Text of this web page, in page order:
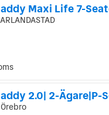
ARLANDASTAD
2.0| 2-Ägare|P-
Örebro